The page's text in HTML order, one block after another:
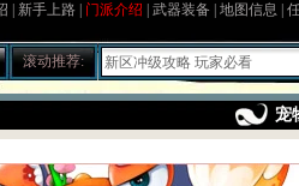
新手上路 门派介绍 武器装备 地图信息
滚动推荐:
关于25级隐藏任务 黑心老人
新区冲级攻略 玩家必看
关于天音寺的一点小提示
宝宝攻击和伤害攻击计算
梦幻诛仙练级之不用药
给内测新玩家的入门级保姆帖
梦诛搞笑四格之一晕机事件
宠